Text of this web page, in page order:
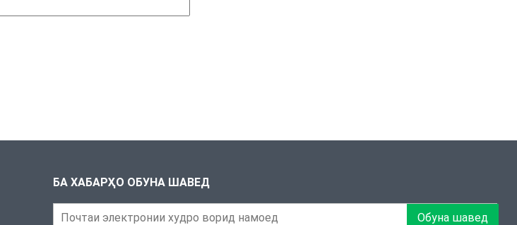
БА ХАБАРҲО ОБУНА ШАВЕД
Обуна шавед